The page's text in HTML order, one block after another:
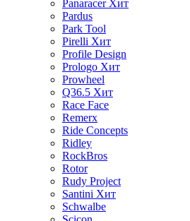
Panaracer Хит
Pardus
Park Tool
Pirelli Хит
Profile Design
Prologo Хит
Prowheel
Q36.5 Хит
Race Face
Remerx
Ride Concepts
Ridley
RockBros
Rotor
Rudy Project
Santini Хит
Schwalbe